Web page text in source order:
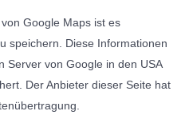
Google Maps ist es
speichern. Diese Informationen
Server von Google in den USA
Der Anbieter dieser Seite hat